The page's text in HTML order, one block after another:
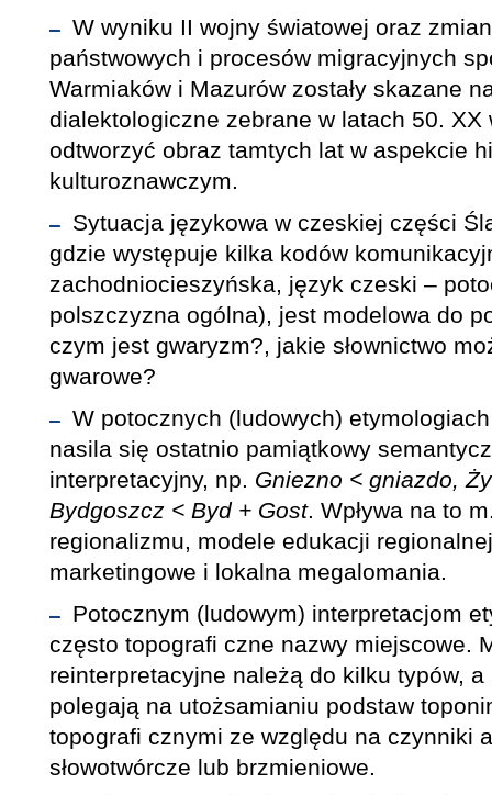
W wyniku II wojny światowej oraz
państwowych i procesów migracyjnych
Warmiaków i Mazurów zostały skazane
dialektologiczne zebrane w latach 50. XX
odtworzyć obraz tamtych lat w aspekcie
kulturoznawczym.
Sytuacja językowa w czeskiej części
gdzie występuje kilka kodów
zachodniocieszyńska, język czeski –
polszczyzna ogólna), jest modelowa do
czym jest gwaryzm?, jakie słownictwo
gwarowe?
W potocznych (ludowych)
nasila się ostatnio pamiątkowy
interpretacyjny, np. Gniezno < gniazdo,
Bydgoszcz < Byd + Gost. Wpływa na to
regionalizmu, modele edukacji
marketingowe i lokalna megalomania.
Potocznym (ludowym) interpretacjom
często topografi czne nazwy miejscowe.
reinterpretacyjne należą do kilku typów,
polegają na utożsamianiu podstaw
topografi cznymi ze względu na czynniki
słowotwórcze lub brzmieniowe.